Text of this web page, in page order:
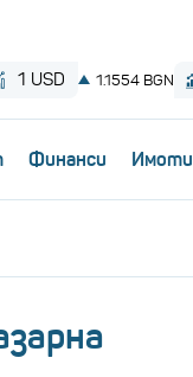
Финанси Имоти